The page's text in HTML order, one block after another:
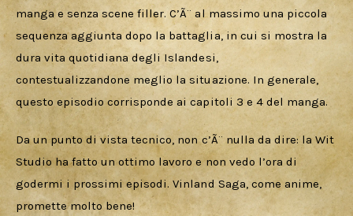
manga e senza scene filler. C’Ã¨ al massimo una piccola
sequenza aggiunta dopo la battaglia, in cui si mostra la
dura vita quotidiana degli Islandesi,
contestualizzandone meglio la situazione. In generale,
questo episodio corrisponde ai capitoli 3 e 4 del manga.
Da un punto di vista tecnico, non c’Ã¨ nulla da dire: la Wit
Studio ha fatto un ottimo lavoro e non vedo l’ora di
godermi i prossimi episodi. Vinland Saga, come anime,
promette molto bene!